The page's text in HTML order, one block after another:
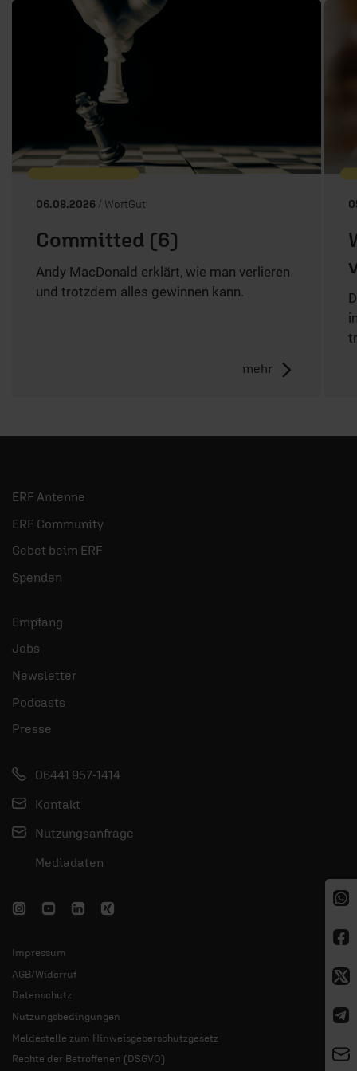
06.08.2026 / WortGut
Committed (6)
Andy MacDonald erklärt, wie man verlieren
und trotzdem alles gewinnen kann.
mehr
ERF Antenne
ERF Community
Gebet beim ERF
Spenden
Empfang
Jobs
Newsletter
Podcasts
Presse
06441 957-1414
Kontakt
Nutzungsanfrage
Mediadaten
Impressum
AGB/Widerruf
Datenschutz
Nutzungsbedingungen
Meldestelle zum Hinweisgeberschutzgesetz
Rechte der Betroffenen (DSGVO)